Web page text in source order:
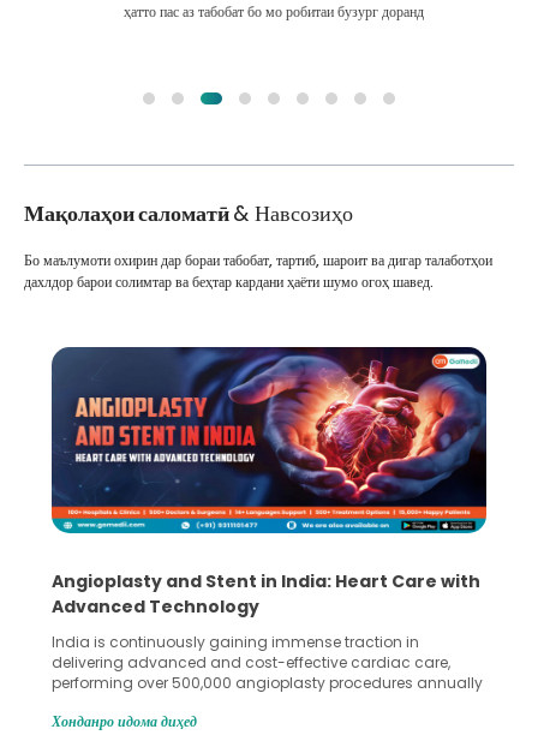
ҳатто пас аз табобат бо мо робитаи бузург доранд
Мақолаҳои саломатӣ& Навсозиҳо
Бо маълумоти охирин дар бораи табобат, тартиб, шароит ва дигар талаботҳои
дахлдор барои солимтар ва беҳтар кардани ҳаёти шумо огоҳ шавед.
Angioplasty and Stent in India: Heart Care with
Advanced Technology
India is continuously gaining immense traction in
delivering advanced and cost-effective cardiac care,
performing over 500,000 angioplasty procedures annually
globe are searching for treatments like angioplasty and
Хонданро идома диҳед